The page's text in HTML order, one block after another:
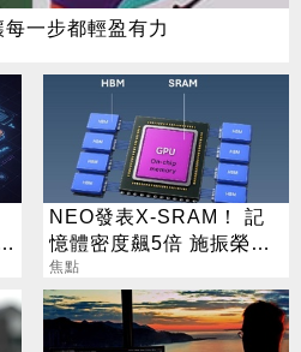
一步都輕盈有力
NEO發表X-SRAM！ 記
憶體密度飆5倍 施振榮：
半導體迎新革命
焦點